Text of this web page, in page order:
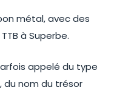
métal, avec des
à Superbe.
appelé du type
du nom du trésor